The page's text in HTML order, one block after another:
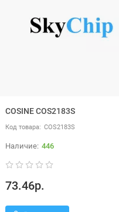
COSINE COS2183S
COS2183S
446
73.46р.